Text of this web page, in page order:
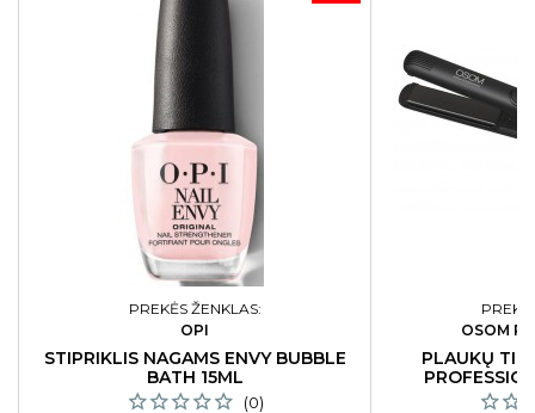
PREKĖS ŽENKLAS:
OPI
STIPRIKLIS NAGAMS ENVY BUBBLE
BATH 15ML
(0)
OSOM
PLAUKŲ